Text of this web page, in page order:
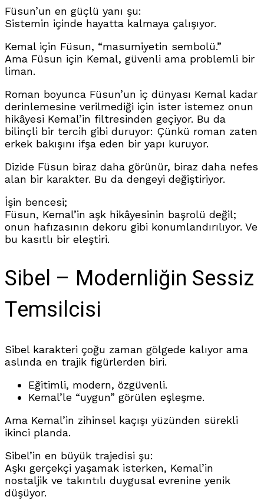
Füsun’un en güçlü yanı şu:
Sistemin içinde hayatta kalmaya çalışıyor.
Kemal için Füsun, “masumiyetin sembolü.”
Ama Füsun için Kemal, güvenli ama problemli bir
liman.
Roman boyunca Füsun’un iç dünyası Kemal kadar
derinlemesine verilmediği için ister istemez onun
hikâyesi Kemal’in filtresinden geçiyor. Bu da
bilinçli bir tercih gibi duruyor: Çünkü roman zaten
erkek bakışını ifşa eden bir yapı kuruyor.
Dizide Füsun biraz daha görünür, biraz daha nefes
alan bir karakter. Bu da dengeyi değiştiriyor.
İşin bencesi;
Füsun, Kemal’in aşk hikâyesinin başrolü değil;
onun hafızasının dekoru gibi konumlandırılıyor. Ve
bu kasıtlı bir eleştiri.
Sibel – Modernliğin Sessiz
Temsilcisi
Sibel karakteri çoğu zaman gölgede kalıyor ama
aslında en trajik figürlerden biri.
Eğitimli, modern, özgüvenli.
Kemal’le “uygun” görülen eşleşme.
Ama Kemal’in zihinsel kaçışı yüzünden sürekli
ikinci planda.
Sibel’in en büyük trajedisi şu:
Aşkı gerçekçi yaşamak isterken, Kemal’in
nostaljik ve takıntılı duygusal evrenine yenik
düşüyor.